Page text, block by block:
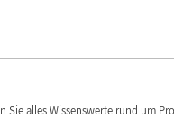
alles Wissenswerte rund um